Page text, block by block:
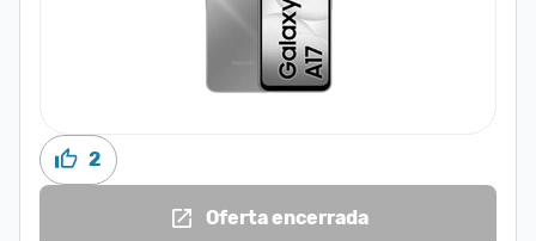
2
Oferta encerrada